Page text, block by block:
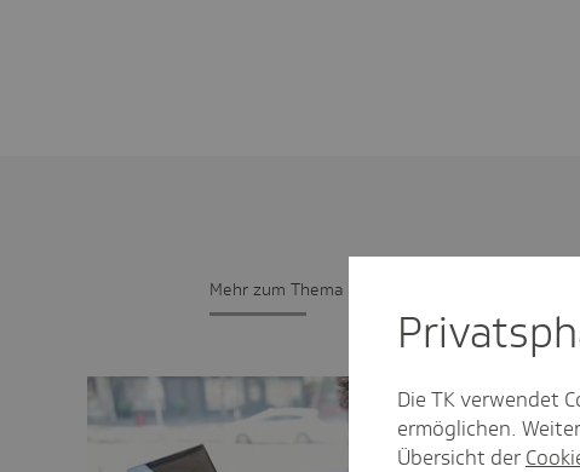
Mehr zum Thema
Die TK verwendet
ermöglichen.
Übersicht der